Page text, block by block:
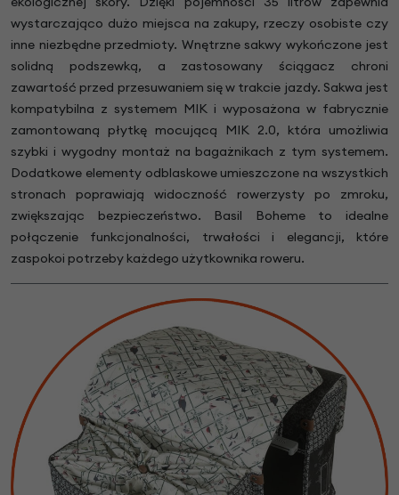
wystarczająco dużo miejsca na zakupy, rzeczy osobiste czy
inne niezbędne przedmioty. Wnętrzne sakwy wykończone jest
solidną podszewką, a zastosowany ściągacz chroni
zawartość przed przesuwaniem się w trakcie jazdy. Sakwa jest
kompatybilna z systemem MIK i wyposażona w fabrycznie
zamontowaną płytkę mocującą MIK 2.0, która umożliwia
szybki i wygodny montaż na bagażnikach z tym systemem.
Dodatkowe elementy odblaskowe umieszczone na wszystkich
stronach poprawiają widoczność rowerzysty po zmroku,
zwiększając bezpieczeństwo. Basil Boheme to idealne
połączenie funkcjonalności, trwałości i elegancji, które
zaspokoi potrzeby każdego użytkownika roweru.